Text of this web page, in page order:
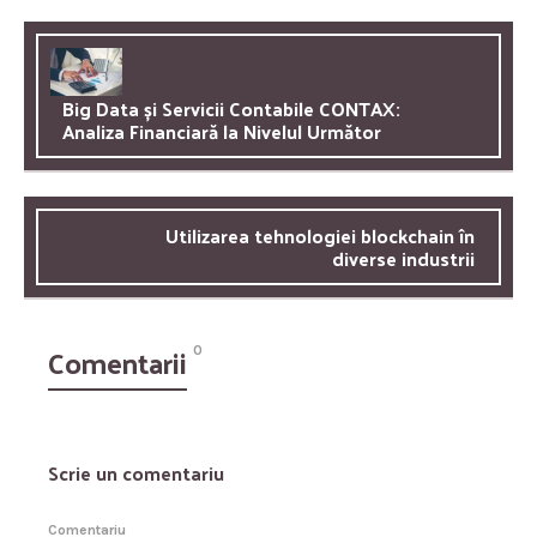
Big Data și Servicii Contabile CONTAX:
Analiza Financiară la Nivelul Următor
Utilizarea tehnologiei blockchain în
diverse industrii
Comentarii 0
Scrie un comentariu
Comentariu